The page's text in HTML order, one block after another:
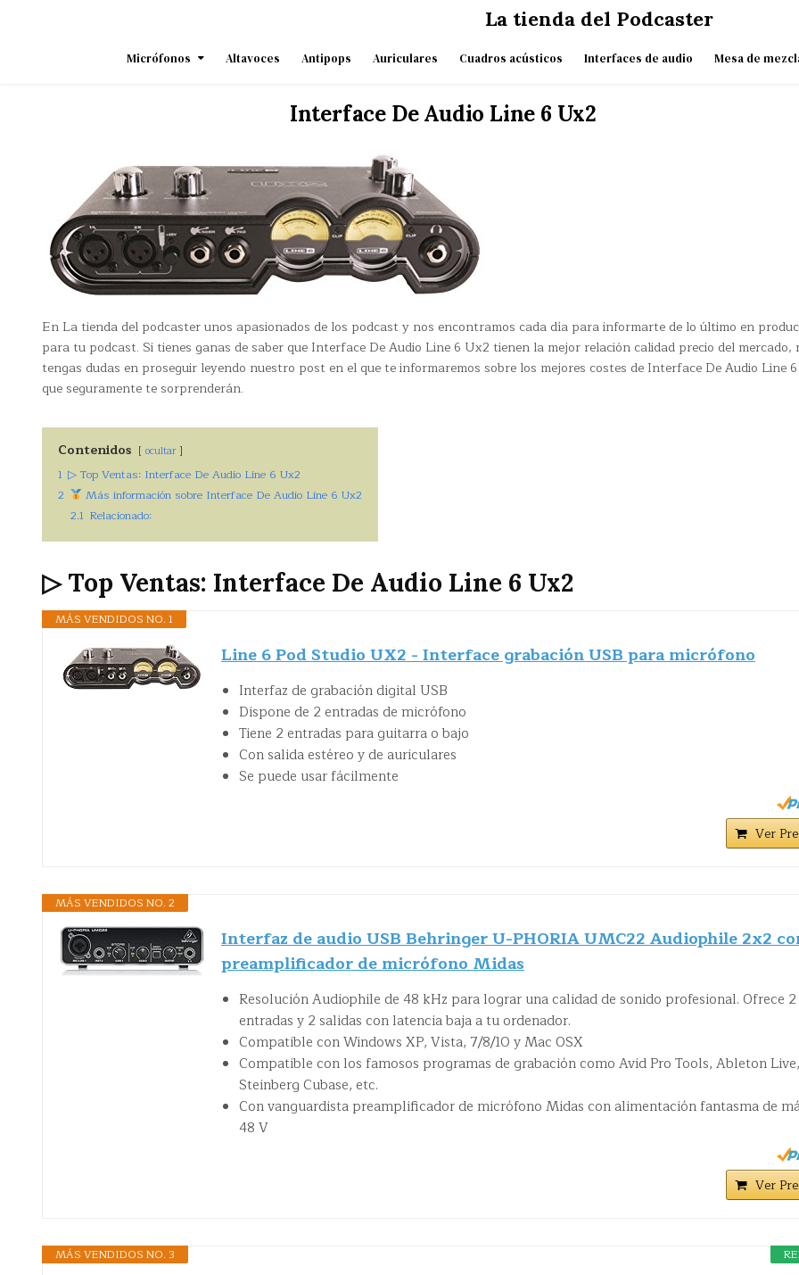
La tienda del Podcaster
Micrófonos Altavoces Antipops Auriculares Cuadros acústicos Interfaces de audio Mesa de
Interface De Audio Line 6 Ux2
En La tienda del podcaster unos apasionados de los podcast y nos encontramos cada día para informarte de lo último en
para tu podcast. Si tienes ganas de saber que Interface De Audio Line 6 Ux2 tienen la mejor relación calidad precio del mercado,
tengas dudas en proseguir leyendo nuestro post en el que te informaremos sobre los mejores costes de Interface De Audio Line
que seguramente te sorprenderán.
Contenidos ocultar
1 ▷ Top Ventas: Interface De Audio Line 6 Ux2
2
Más información sobre Interface De Audio Line 6 Ux2
2.1 Relacionado:
▷ Top Ventas: Interface De Audio Line 6 Ux2
MÁS VENDIDOS NO. 1
Line 6 Pod Studio UX2 - Interface grabación USB para micrófono
Interfaz de grabación digital USB
Dispone de 2 entradas de micrófono
Tiene 2 entradas para guitarra o bajo
Con salida estéreo y de auriculares
Se puede usar fácilmente
Ver
MÁS VENDIDOS NO. 2
Interfaz de audio USB Behringer U-PHORIA UMC22 Audiophile 2x2
preamplificador de micrófono Midas
Resolución Audiophile de 48 kHz para lograr una calidad de sonido profesional. Ofrece 2
entradas y 2 salidas con latencia baja a tu ordenador.
Compatible con Windows XP, Vista, 7/8/10 y Mac OSX
Compatible con los famosos programas de grabación como Avid Pro Tools, Ableton Live,
Steinberg Cubase, etc.
Con vanguardista preamplificador de micrófono Midas con alimentación fantasma de
48 V
Ver
MÁS VENDIDOS NO. 3